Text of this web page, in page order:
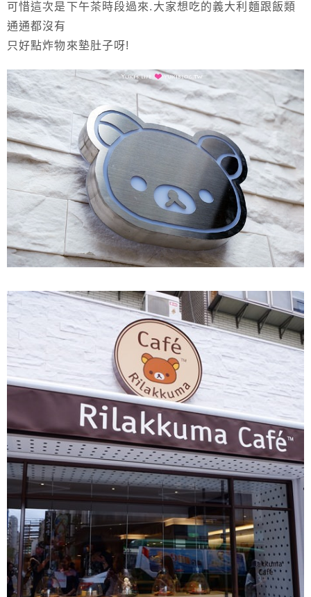
可惜這次是下午茶時段過來.大家想吃的義大利麵跟飯類
通通都沒有
只好點炸物來墊肚子呀!